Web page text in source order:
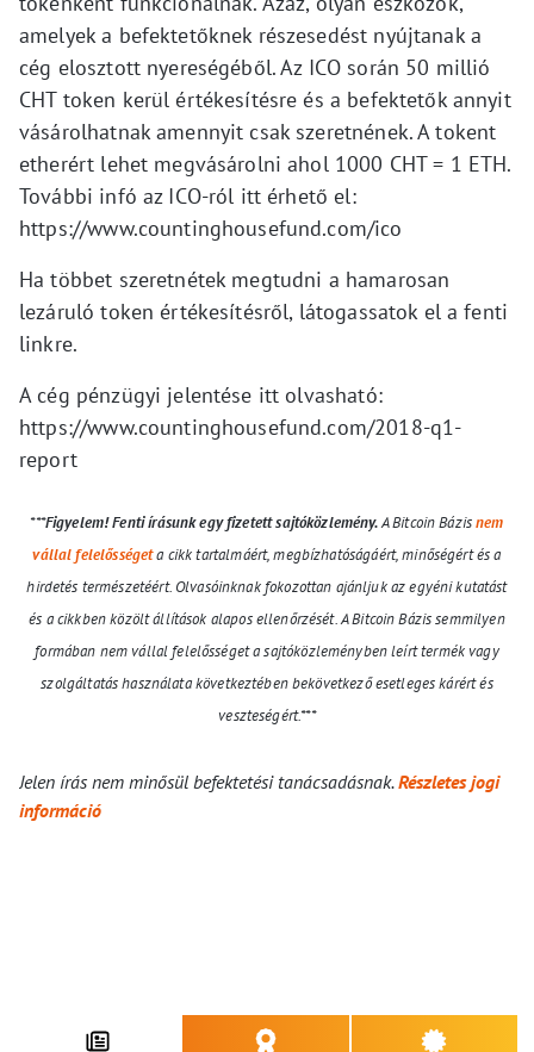
amelyek a befektetőknek részesedést nyújtanak a
cég elosztott nyereségéből. Az ICO során 50 millió
CHT token kerül értékesítésre és a befektetők annyit
vásárolhatnak amennyit csak szeretnének. A tokent
etherért lehet megvásárolni ahol 1000 CHT = 1 ETH.
További infó az ICO-ról itt érhető el:
https://www.countinghousefund.com/ico
Ha többet szeretnétek megtudni a hamarosan
lezáruló token értékesítésről, látogassatok el a fenti
linkre.
A cég pénzügyi jelentése itt olvasható:
https://www.countinghousefund.com/2018-q1-
report
***Figyelem! Fenti írásunk egy fizetett sajtóközlemény.A Bitcoin Bázisnem
vállal felelősségeta cikk tartalmáért, megbízhatóságáért, minőségért és a
hirdetés természetéért. Olvasóinknak fokozottan ajánljuk az egyéni kutatást
és a cikkben közölt állítások alapos ellenőrzését. A Bitcoin Bázis semmilyen
formában nem vállal felelősséget a sajtóközleményben leírt termék vagy
szolgáltatás használata következtében bekövetkező esetleges kárért és
veszteségért.***
Jelen írás nem minősül befektetési tanácsadásnak.Részletes jogi
információ